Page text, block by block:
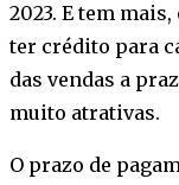
2023. E tem
ter crédito para
das vendas a
muito atrativas.
O prazo de